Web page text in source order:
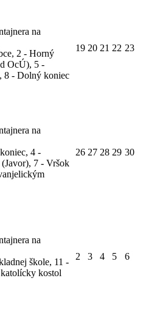
na
2 - Horný
OcÚ), 5 -
8 - Dolný koniec
19 20 21 22 23
na
4 -
7 - Vršok
26 27 28 29 30
na
škole, 11 -
kostol
2 3 4 5 6